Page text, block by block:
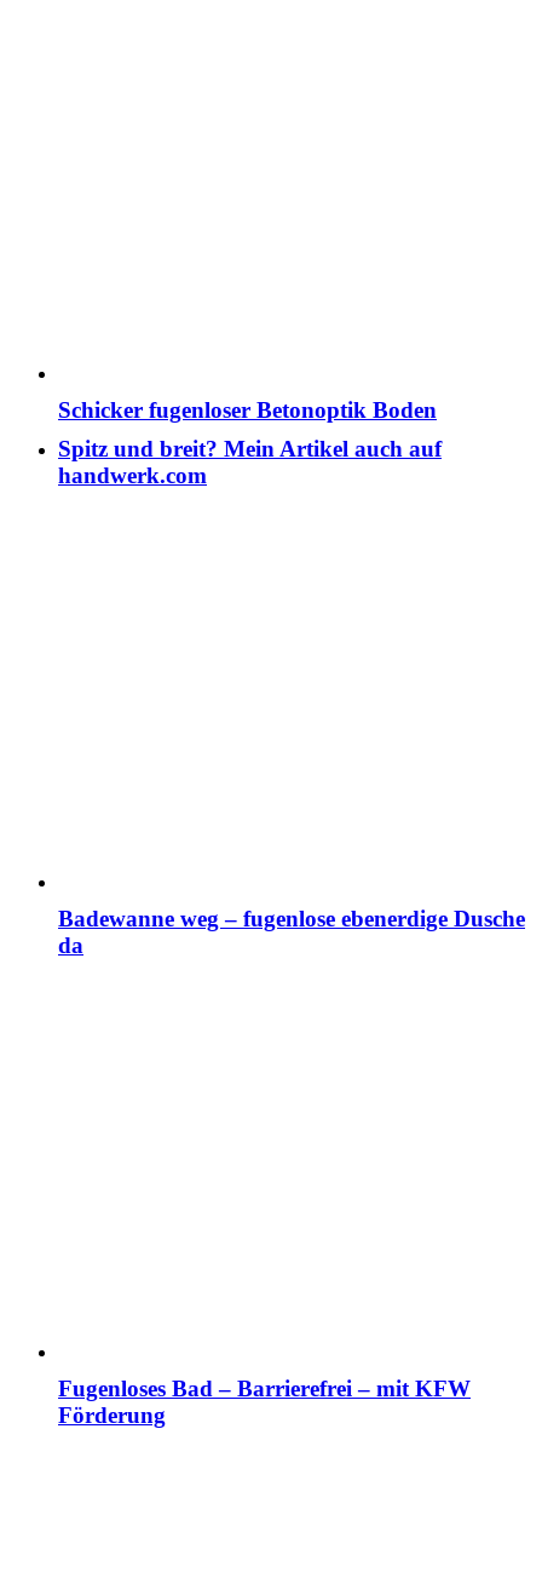
Schicker fugenloser Betonoptik Boden
Spitz und breit? Mein Artikel auch auf
handwerk.com
Badewanne weg – fugenlose ebenerdige Dusche
da
Fugenloses Bad – Barrierefrei – mit KFW
Förderung